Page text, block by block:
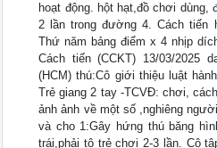
hoạt động. hột hạt,đồ chơi dùng,
2 lần trong đường 4. Cách tiến
Thứ năm bảng điểm x 4 nhịp
Cách tiến (CCKT) 13/03/2025
(HCM) thú:Cô giới thiệu luật
Trẻ giang 2 tay -TCVĐ: chơi,
ảnh ảnh về một số ,nghiêng
và cho 1:Gây hứng thú băng
trái,phải tô trẻ chơi 2-3 lần. Cô